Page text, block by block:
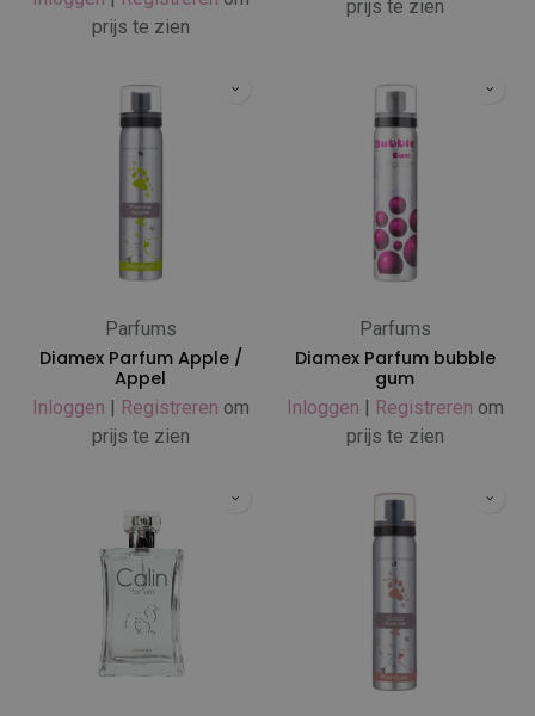
prijs te zien
prijs te zien
Parfums
Diamex Parfum Apple /
Appel
Inloggen | Registreren om
prijs te zien
Parfums
Diamex Parfum bubble
gum
Inloggen | Registreren om
prijs te zien